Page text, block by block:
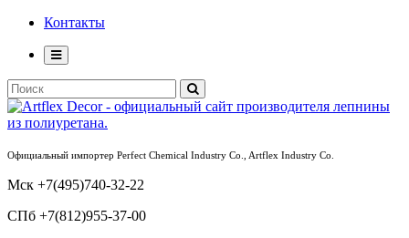
Контакты
Официальный импортер Perfect Chemical Industry Co., Artflex Industry Co.
Мск +7(495)740-32-22
СПб +7(812)955-37-00